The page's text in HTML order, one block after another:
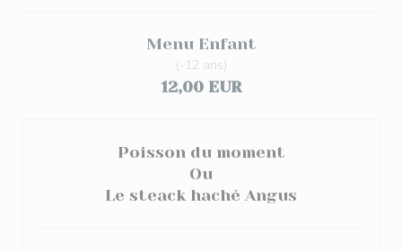
Menu Enfant
(-12 ans)
12,00 EUR
Poisson du moment
Ou
Le steack haché Angus